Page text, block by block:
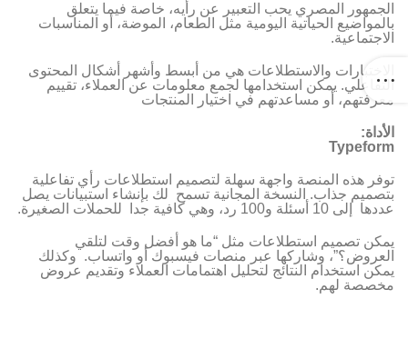
الجمهور المصري يحب التعبير عن رأيه، خاصة فيما يتعلق
بالمواضيع الحياتية اليومية مثل الطعام، الموضة، أو المناسبات
الاجتماعية.
الاختبارات والاستطلاعات هي من أبسط وأشهر أشكال المحتوى
التفاعلي. يمكن استخدامها لجمع معلومات عن العملاء، تقييم
معرفتهم، أو مساعدتهم في اختيار المنتجات
الأداة:
Typeform
توفر هذه المنصة واجهة سهلة لتصميم استطلاعات رأي تفاعلية
بتصميم جذاب. النسخة المجانية تسمح لك بإنشاء استبيانات يصل
عددها إلى 10 أسئلة و100 رد، وهي كافية جدا للحملات الصغيرة.
يمكن تصميم استطلاعات مثل “ما هو أفضل وقت لتلقي
العروض؟”، وشاركها عبر منصات فيسبوك أو واتساب. وكذلك
يمكن استخدام النتائج لتحليل اهتمامات العملاء وتقديم عروض
مخصصة لهم.